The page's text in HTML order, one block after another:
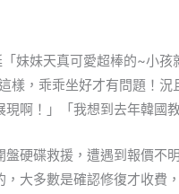
妹妹天真可愛超棒的~小孩
樣，乖乖坐好才有問題！
啊！」「我想到去年韓國
硬碟救援，遭遇到報價不
大多數是確認修復才收費